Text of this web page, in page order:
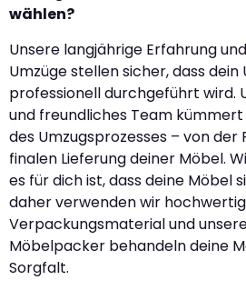
wählen?
Unsere langjährige Erfahrung
Umzüge stellen sicher, dass
professionell durchgeführt wird.
und freundliches Team
des Umzugsprozesses – von der
finalen Lieferung deiner Möbel.
es für dich ist, dass deine Möbel
daher verwenden wir
Verpackungsmaterial und
Möbelpacker behandeln deine
Sorgfalt.